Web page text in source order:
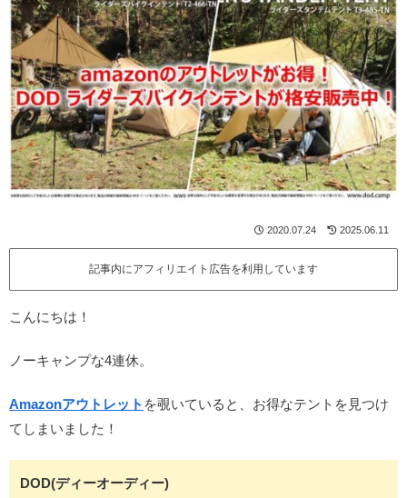
2020.07.24 2025.06.11
記事内にアフィリエイト広告を利用しています
こんにちは！
ノーキャンプな4連休。
Amazonアウトレット を覗いていると、お得なテントを見つけ
てしまいました！
DOD(ディーオーディー)